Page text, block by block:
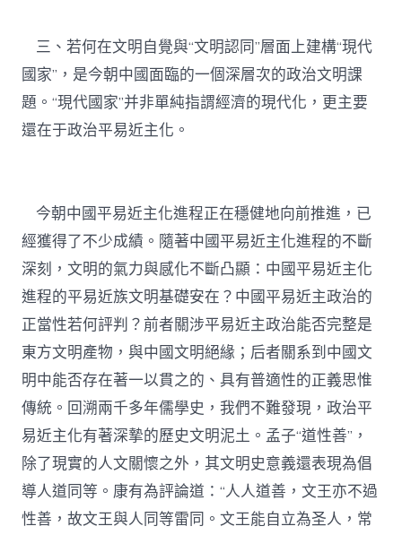
三、若何在文明自覺與“文明認同”層面上建構“現代
國家”，是今朝中國面臨的一個深層次的政治文明課
題。“現代國家”并非單純指謂經濟的現代化，更主要
還在于政治平易近主化。
今朝中國平易近主化進程正在穩健地向前推進，已
經獲得了不少成績。隨著中國平易近主化進程的不斷
深刻，文明的氣力與感化不斷凸顯：中國平易近主化
進程的平易近族文明基礎安在？中國平易近主政治的
正當性若何評判？前者關涉平易近主政治能否完整是
東方文明產物，與中國文明絕緣；后者關系到中國文
明中能否存在著一以貫之的、具有普適性的正義思惟
傳統。回溯兩千多年儒學史，我們不難發現，政治平
易近主化有著深摯的歷史文明泥土。孟子“道性善”，
除了現實的人文關懷之外，其文明史意義還表現為倡
導人道同等。康有為評論道：“人人道善，文王亦不過
性善，故文王與人同等雷同。文王能自立為圣人，常